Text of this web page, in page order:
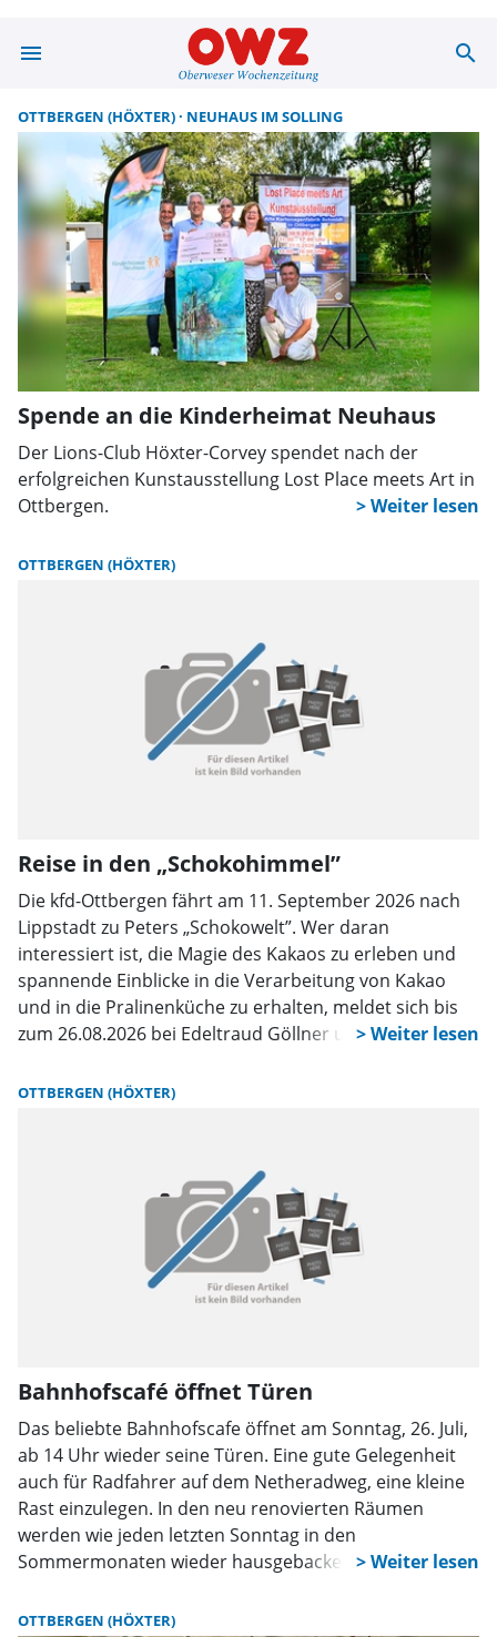
menu Suche | OWZ search
OTTBERGEN (HÖXTER) NEUHAUS IM SOLLING
Spende an die Kinderheimat Neuhaus
Der Lions-Club Höxter-Corvey spendet nach der
erfolgreichen Kunstausstellung Lost Place meets Art in
Ottbergen.
OTTBERGEN (HÖXTER)
Reise in den „Schokohimmel”
Die kfd-Ottbergen fährt am 11. September 2026 nach
Lippstadt zu Peters „Schokowelt”. Wer daran
interessiert ist, die Magie des Kakaos zu erleben und
spannende Einblicke in die Verarbeitung von Kakao
und in die Pralinenküche zu erhalten, meldet sich bis
zum 26.08.2026 bei Edeltraud Göllner unter Tel.
Bus fährt um 9 Uhr in Ottbergen an der Kirche ab.
OTTBERGEN (HÖXTER)
Bahnhofscafé öffnet Türen
Das beliebte Bahnhofscafe öffnet am Sonntag, 26. Juli,
ab 14 Uhr wieder seine Türen. Eine gute Gelegenheit
auch für Radfahrer auf dem Netheradweg, eine kleine
Rast einzulegen. In den neu renovierten Räumen
werden wie jeden letzten Sonntag in den
Sommermonaten wieder hausgebackene Kuchen und
OTTBERGEN (HÖXTER)